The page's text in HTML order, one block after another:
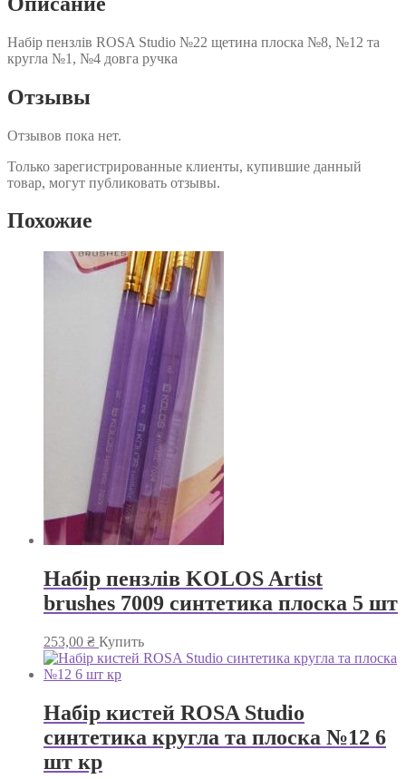
др
Набір пензлів ROSA Studio №22 щетина плоска №8, №12 та
кругла №1, №4 довга ручка
Отзывы
Отзывов пока нет.
Только зарегистрированные клиенты, купившие данный
товар, могут публиковать отзывы.
Похожие
Набір пензлів KOLOS Artist
brushes 7009 синтетика плоска 5 шт
253,00 ₴ Купить
Набір кистей ROSA Studio
синтетика кругла та плоска №12 6
шт кр